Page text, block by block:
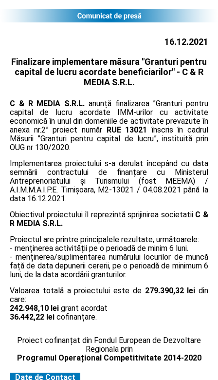
16.12.2021
Finalizare implementare măsura "Granturi pentru
capital de lucru acordate beneficiarilor" - C & R
MEDIA S.R.L.
C & R MEDIA S.R.L. anunță finalizarea ”Granturi pentru
capital de lucru acordate IMM-urilor cu activitate
economică în unul din domeniile de activitate prevazute în
anexa nr.2” proiect număr RUE 13021 înscris în cadrul
Măsurii ”Granturi pentru capital de lucru”, instituită prin
OUG nr 130/2020.
Implementarea proiectului s-a derulat începând cu data
semnării contractului de finanțare cu Ministerul
Antreprenoriatului și Turismului (fost MEEMA) /
A.I.M.M.A.I.P.E. Timişoara, M2-13021 / 04.08.2021 până la
data 16.12.2021.
Obiectivul proiectului îl reprezintă sprijinirea societatii C &
R MEDIA S.R.L.
Proiectul are printre principalele rezultate, următoarele:
- menținerea activității pe o perioadă de minim 6 luni.
- menținerea/suplimentarea numărului locurilor de muncă
față de data depunerii cererii, pe o perioadă de minimum 6
luni, de la data acordării granturilor.
Valoarea totală a proiectului este de 279.390,32 lei din
care:
242.948,10 lei grant acordat
36.442,22 lei cofinanțare.
Proiect cofinanțat din Fondul European de Dezvoltare
Regionala prin
Programul Operațional Competitivitate 2014-2020
Date de Contact